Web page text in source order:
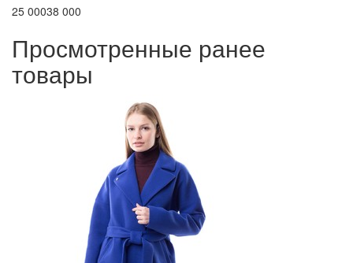
25 00038 000
Просмотренные ранее
товары